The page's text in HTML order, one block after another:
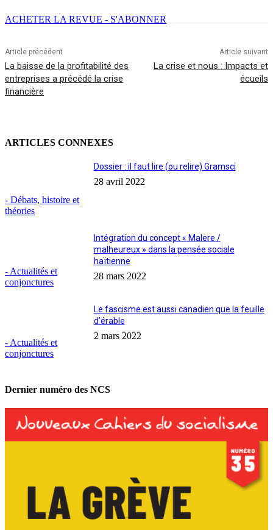
ACHETER LA REVUE - S'ABONNER
Article précédent
La baisse de la profitabilité des
entreprises a précédé la crise
financière
Article suivant
La crise et nous : Impacts et
écueils
ARTICLES CONNEXES
- Débats, histoire et
théories
Dossier : il faut lire (ou relire) Gramsci
28 avril 2022
- Actualités et
conjonctures
Intégration du concept « Malere /
malheureux » dans la pensée sociale
haïtienne
28 mars 2022
- Actualités et
conjonctures
Le fascisme est aussi canadien que la feuille
d’érable
2 mars 2022
Dernier numéro des NCS